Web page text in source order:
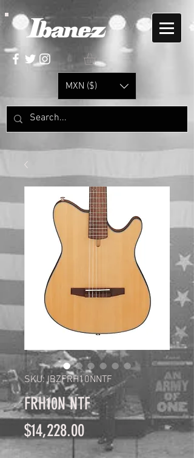
MXN ($)
SKU: IBZFRH10NNTF
FRH10N NTF
$14,228.00Precio